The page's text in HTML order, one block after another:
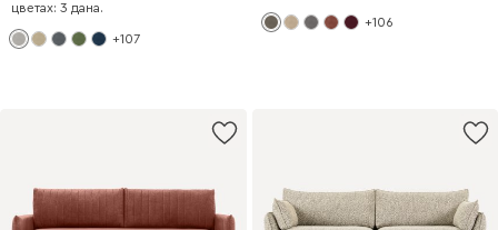
цветах: 3 дана.
+107
+106